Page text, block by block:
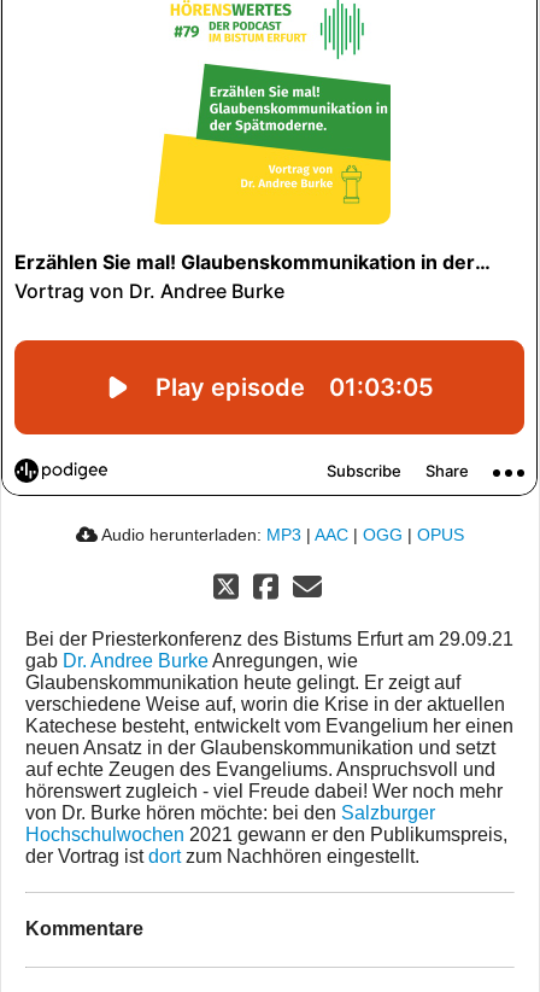
Audio herunterladen: MP3 | AAC | OGG | OPUS
Bei der Priesterkonferenz des Bistums Erfurt am 29.09.21
gab Dr. Andree BurkeAnregungen, wie
Glaubenskommunikation heute gelingt. Er zeigt auf
verschiedene Weise auf, worin die Krise in der aktuellen
Katechese besteht, entwickelt vom Evangelium her einen
neuen Ansatz in der Glaubenskommunikation und setzt
auf echte Zeugen des Evangeliums. Anspruchsvoll und
hörenswert zugleich - viel Freude dabei! Wer noch mehr
von Dr. Burke hören möchte: bei den Salzburger
Hochschulwochen 2021 gewann er den Publikumspreis,
der Vortrag istdortzum Nachhören eingestellt.
Kommentare